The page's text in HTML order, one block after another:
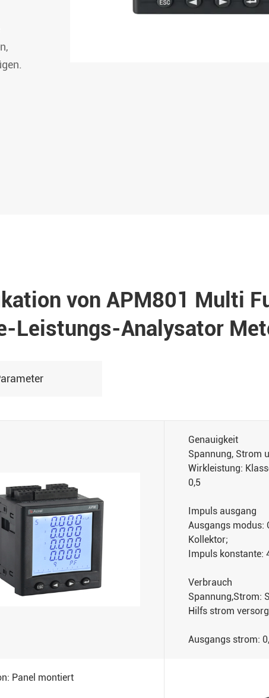
Busway-Überwachungs modul
von APM801 Multi
Leistungs-Analysator
Genauigkeit
Spannung, Strom
Wirkleistung:
0,5
Impuls ausgang
Ausgangs modus:
Kollektor;
Impuls konstante:
Verbrauch
Spannung,Strom:
Hilfs strom
Ausgangs strom:
Panel montiert